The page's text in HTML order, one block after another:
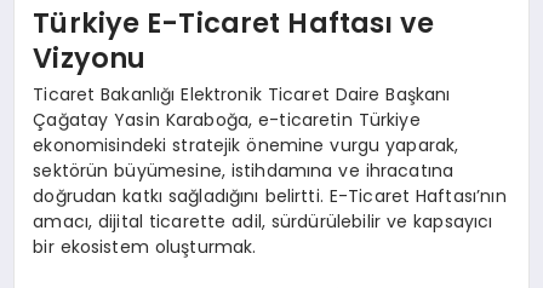
Türkiye E-Ticaret Haftası ve
Vizyonu
Ticaret Bakanlığı Elektronik Ticaret Daire Başkanı
Çağatay Yasin Karaboğa, e-ticaretin Türkiye
ekonomisindeki stratejik önemine vurgu yaparak,
sektörün büyümesine, istihdamına ve ihracatına
doğrudan katkı sağladığını belirtti. E-Ticaret Haftası’nın
amacı, dijital ticarette adil, sürdürülebilir ve kapsayıcı
bir ekosistem oluşturmak.